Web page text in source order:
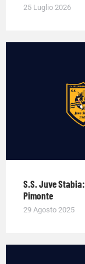
25 Luglio 2026
S.S. Juve
Pimonte
29 Agosto 2025